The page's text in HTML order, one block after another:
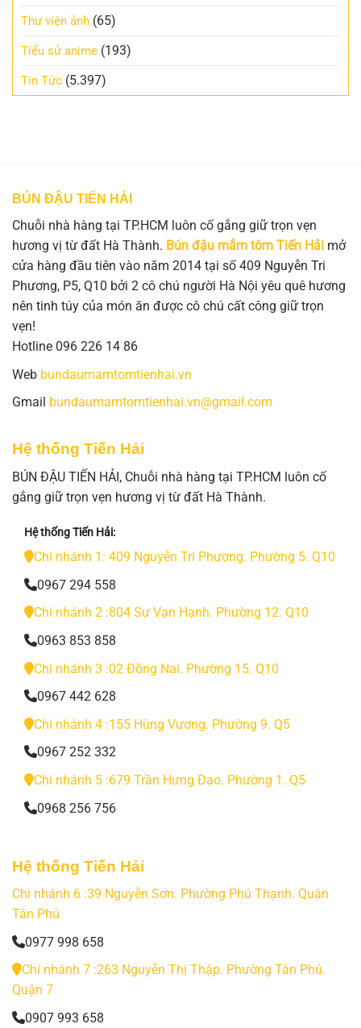
Thư viện ảnh (65)
Tiểu sử anime (193)
Tin Tức (5.397)
BÚN ĐẬU TIẾN HẢI
Chuỗi nhà hàng tại TP.HCM luôn cố gắng giữ trọn vẹn
hương vị từ đất Hà Thành. Bún đậu mắm tôm Tiến Hải mở
cửa hàng đầu tiên vào năm 2014 tại số 409 Nguyễn Tri
Phương, P5, Q10 bởi 2 cô chú người Hà Nội yêu quê hương
nên tinh túy của món ăn được cô chú cất công giữ trọn
vẹn!
Hotline 096 226 14 86
Web bundaumamtomtienhai.vn
Gmail bundaumamtomtienhai.vn@gmail.com
Hệ thống Tiến Hải
BÚN ĐẬU TIẾN HẢI, Chuỗi nhà hàng tại TP.HCM luôn cố
gắng giữ trọn vẹn hương vị từ đất Hà Thành.
Hệ thống Tiến Hải:
Chi nhánh 1: 409 Nguyễn Tri Phương. Phường 5. Q10
0967 294 558
Chi nhánh 2 :804 Sư Vạn Hạnh. Phường 12. Q10
0963 853 858
Chi nhánh 3 :02 Đồng Nai. Phường 15. Q10
0967 442 628
Chi nhánh 4 :155 Hùng Vương. Phường 9. Q5
0967 252 332
Chi nhánh 5 :679 Trần Hưng Đạo. Phường 1. Q5
0968 256 756
Hệ thống Tiến Hải
Chi nhánh 6 :39 Nguyễn Sơn. Phường Phú Thạnh. Quận
Tân Phú
0977 998 658
Chi nhánh 7 :263 Nguyễn Thị Thập. Phường Tân Phú.
Quận 7
0907 993 658